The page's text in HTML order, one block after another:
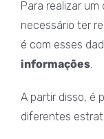
Para realizar
necessário ter
é com esses
informações.
A partir disso, é
diferentes